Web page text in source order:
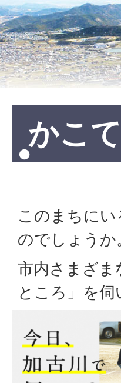
加
古
川
暮
ら
かこ
このまちに
のでしょうか
市内さまざま
ところ」を伺